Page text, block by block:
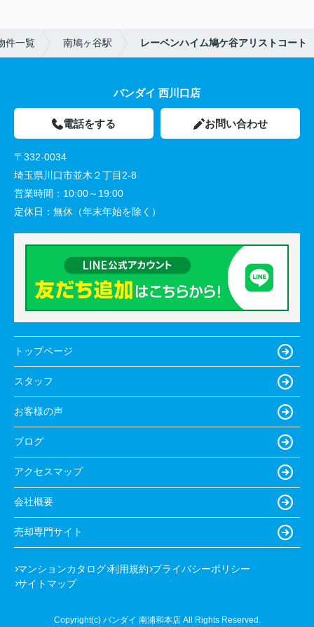
件一覧 南鳩ヶ谷駅 レーベンハイム鳩ケ谷アリストコート
バンダイ 西川口店
電話をする お問い合わせ
〒332-0034
埼玉県川口市並木２丁目2-8
営業時間： 10:00～19:00
定休日： 無休（年末年始を除く）
トップページ
スタッフ
お客様の声
ブログ
アクセスマップ
会社概要
売却専門サイト
マンションカタログ 利用規約 プライバシーポリシー
サイトマップ
Copyright(c) バンダイ 南浦和本店 All Rights Reserved.